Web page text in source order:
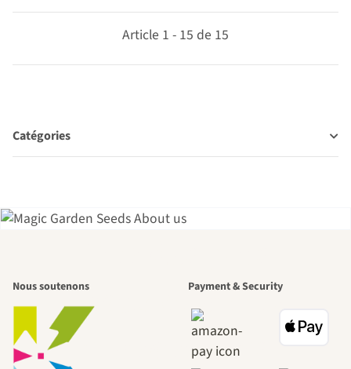
Article 1 - 15 de 15
Catégories
beaux chemins
menant vers
Nous soutenons Payment & Security